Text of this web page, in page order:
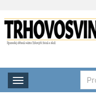
Rozbalit nabídku